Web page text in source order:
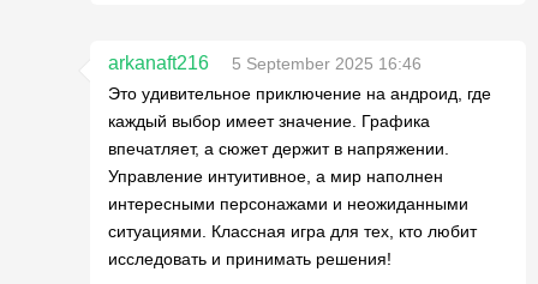
arkanaft216
5 September 2025 16:46
Это удивительное приключение на андроид, где
каждый выбор имеет значение. Графика
впечатляет, а сюжет держит в напряжении.
Управление интуитивное, а мир наполнен
интересными персонажами и неожиданными
ситуациями. Классная игра для тех, кто любит
исследовать и принимать решения!